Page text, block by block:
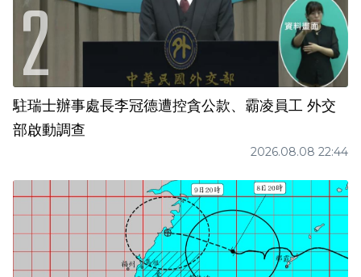
駐瑞士辦事處長李冠德遭控貪公款、霸凌員工 外交
部啟動調查
2026.08.08 22:44